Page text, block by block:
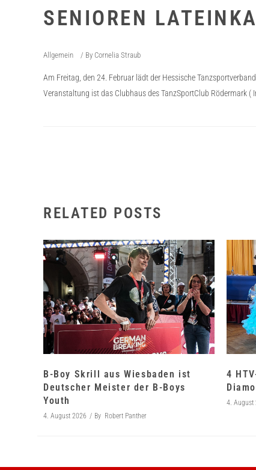
SENIOREN
Allgemein By Cornelia Straub
Am Freitag, den 24. Februar lädt der Hessische
Veranstaltung ist das Clubhaus des TanzSportClub Rödermark
RELATED POSTS
B-Boy Skrill aus Wiesbaden ist
Deutscher Meister der B-Boys
Youth
4. August 2026 By Robert Panther
4
4. August